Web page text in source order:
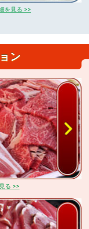
を見る >>
ン
る >>